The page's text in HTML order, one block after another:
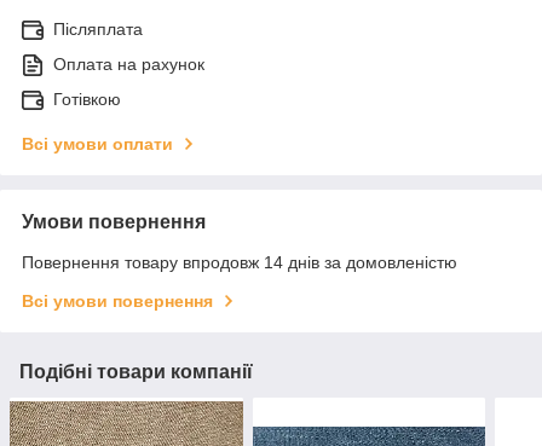
Післяплата
Оплата на рахунок
Готівкою
Всі умови оплати
Умови повернення
Повернення товару впродовж 14 днів за домовленістю
Всі умови повернення
Подібні товари компанії